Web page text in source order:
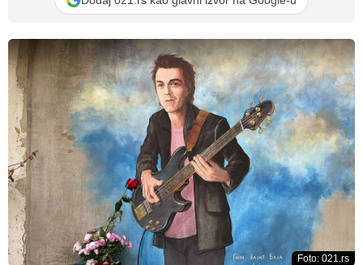
Foto: 021.rs